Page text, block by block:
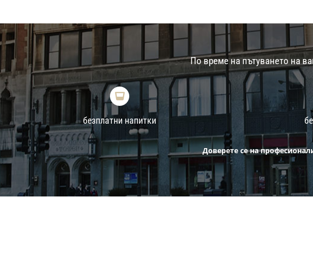
По време на пътуването на
безплатни напитки
Доверете се на